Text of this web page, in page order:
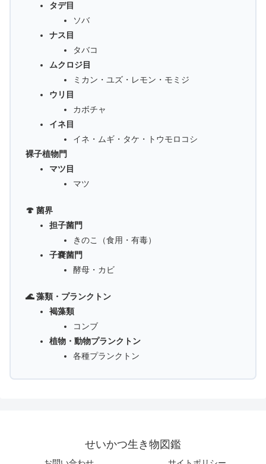
タデ目
ソバ
ナス目
タバコ
ムクロジ目
ミカン・ユズ・レモン・モミジ
ウリ目
カボチャ
イネ目
イネ・ムギ・タケ・トウモロコシ
裸子植物門
マツ目
マツ
🍄 菌界
担子菌門
きのこ（食用・有毒）
子嚢菌門
酵母・カビ
🌊 藻類・プランクトン
褐藻類
コンブ
植物・動物プランクトン
各種プランクトン
せいかつ生き物図鑑